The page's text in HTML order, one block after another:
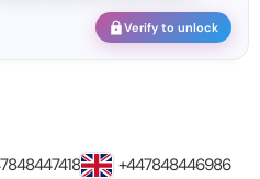
Verify to unlock
+447848446986